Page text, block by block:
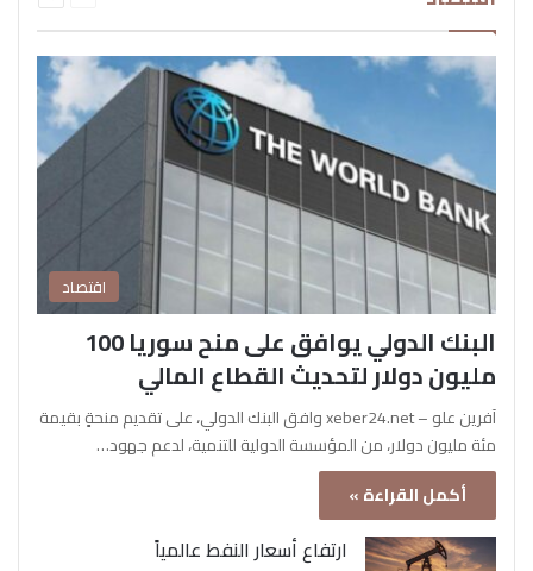
اقتصاد
البنك الدولي يوافق على منح سوريا 100
مليون دولار لتحديث القطاع المالي
آفرين علو – xeber24.net وافق البنك الدولي، على تقديم منحةٍ بقيمة
مئة مليون دولار، من المؤسسة الدولية للتنمية، لدعم جهود…
أكمل القراءة »
ارتفاع أسعار النفط عالمياً